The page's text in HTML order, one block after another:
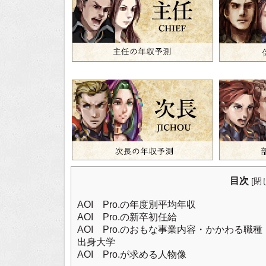
目次 [閉
AOI Pro.の年度別平均年収
AOI Pro.の新卒初任給
AOI Pro.のおもな事業内容・かかわる職種
出身大学
AOI Pro.が求める人物像